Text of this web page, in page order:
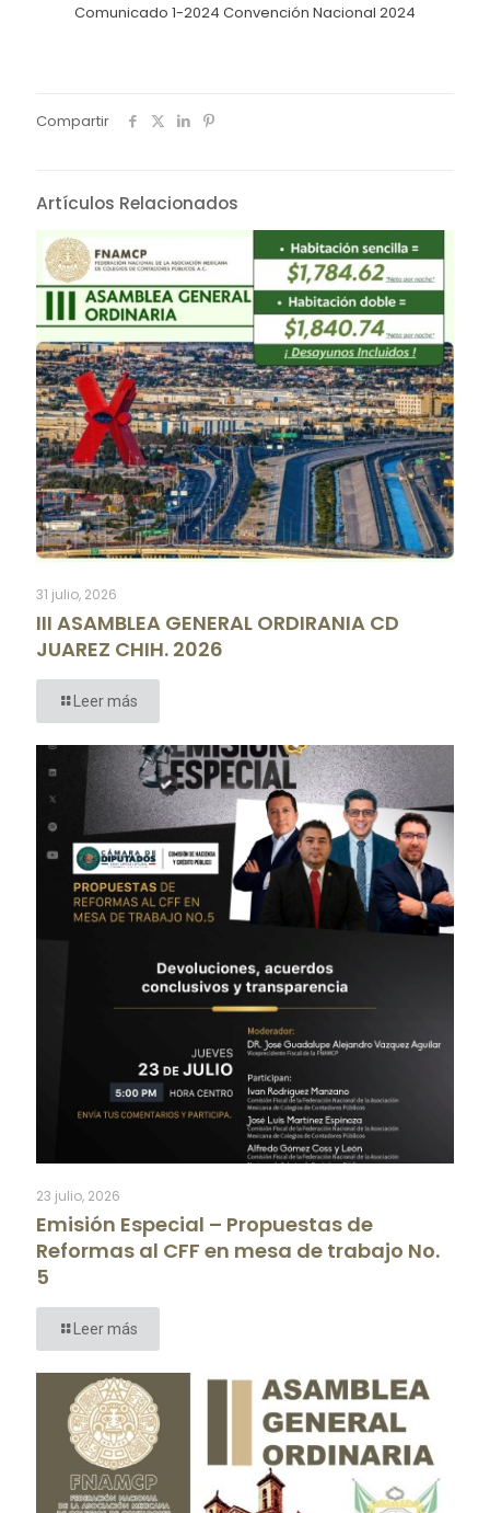
Comunicado 1-2024 Convención Nacional 2024
Compartir
Artículos Relacionados
31 julio, 2026
III ASAMBLEA GENERAL ORDIRANIA CD
JUAREZ CHIH. 2026
Leer más
23 julio, 2026
Emisión Especial – Propuestas de
Reformas al CFF en mesa de trabajo No.
5
Leer más